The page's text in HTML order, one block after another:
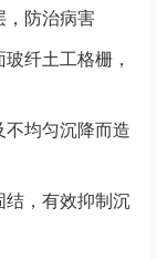
，防治病害
纤土工格栅，
不均匀沉降而造
结，有效抑制沉